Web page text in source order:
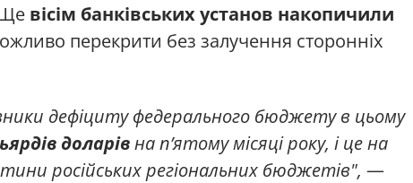
вісім банківських установ накопичили
перекрити без залучення сторонніх
дефіциту федерального бюджету в цьому
доларівна пʼятому місяці року, і це на
російських регіональних бюджетів", —